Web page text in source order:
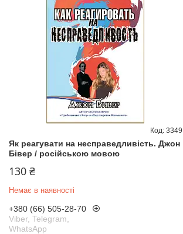
Як реагувати на несправедливість. Джон
Бівер / російською мовою
3349
130 ₴
Немає в наявності
+380 (66) 505-28-70
Viber, Telegram,
WhatsApp